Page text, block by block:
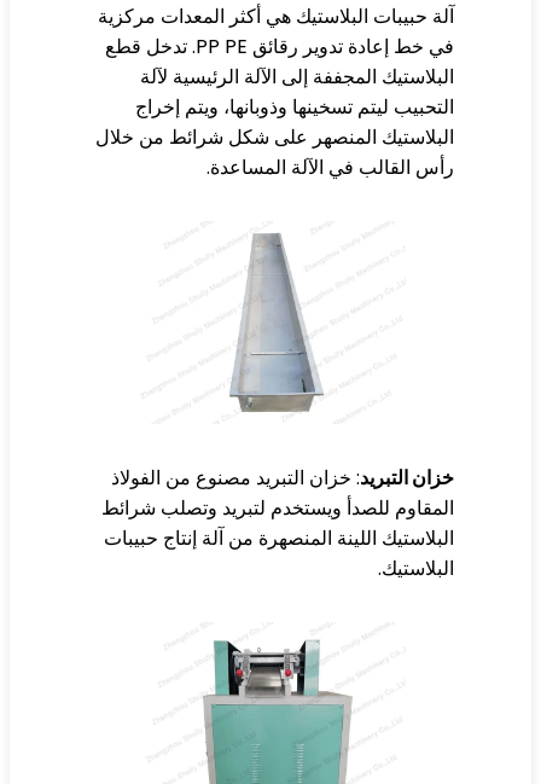
حبيبات البلاستيك هي أكثر المعدات مركزية
في خط إعادة تدوير رقائق PP PE. تدخل قطع
المجففة إلى الآلة الرئيسية لآلة
ليتم تسخينها وذوبانها، ويتم إخراج
المنصهر على شكل شرائط من خلال
القالب في الآلة المساعدة.
: خزان التبريد مصنوع من الفولاذ
للصدأ ويستخدم لتبريد وتصلب شرائط
اللينة المنصهرة من آلة إنتاج حبيبات